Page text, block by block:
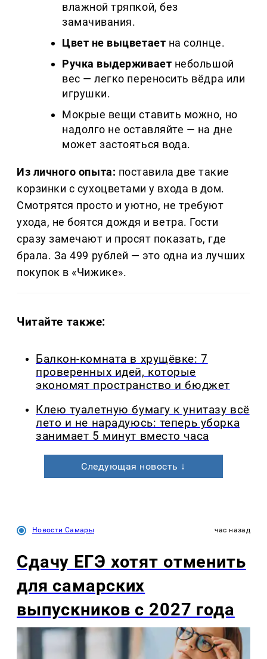
влажной тряпкой, без
замачивания.
Цвет не выцветает на солнце.
Ручка выдерживает небольшой
вес — легко переносить вёдра или
игрушки.
Мокрые вещи ставить можно, но
надолго не оставляйте — на дне
может застояться вода.
Из личного опыта: поставила две такие
корзинки с сухоцветами у входа в дом.
Смотрятся просто и уютно, не требуют
ухода, не боятся дождя и ветра. Гости
сразу замечают и просят показать, где
брала. За 499 рублей — это одна из лучших
покупок в «Чижике».
Читайте также:
Балкон-комната в хрущёвке: 7
проверенных идей, которые
экономят пространство и бюджет
Клею туалетную бумагу к унитазу всё
лето и не нарадуюсь: теперь уборка
занимает 5 минут вместо часа
Следующая новость ↓
Новости Самары час назад
Сдачу ЕГЭ хотят отменить
для самарских
выпускников с 2027 года